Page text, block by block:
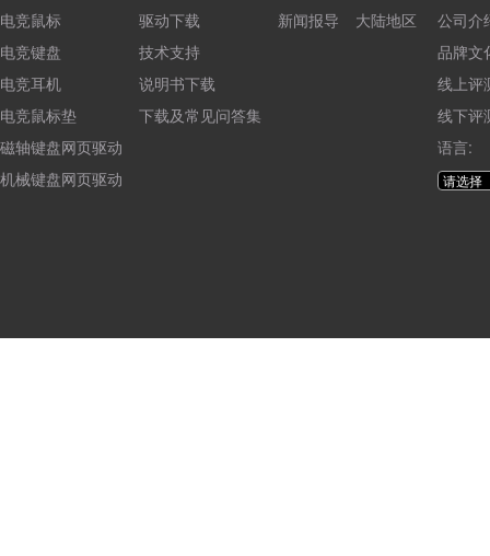
电竞鼠标
电竞键盘
电竞耳机
电竞鼠标垫
磁轴键盘网页驱动
机械键盘网页驱动
驱动下载
技术支持
说明书下载
下载及常见问答集
新闻报导 大陆地区
公司介
品牌文
线上评
线下评
语言: